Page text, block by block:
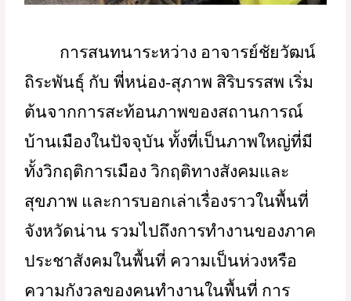
ถิระพันธุ์ กับ พี่หน่อง-สุภาพ สิริบรรสพ เริ่ม
ต้นจากการสะท้อนภาพของสถานการณ์
บ้านเมืองในปัจจุบัน ทั้งที่เป็นภาพใหญ่ที่มี
ทั้งวิกฤติการเมือง วิกฤติทางสังคมและ
สุขภาพ และการบอกเล่าเรื่องราวในพื้นที่
จังหวัดน่าน รวมไปถึงการทำงานของภาค
ประชาสังคมในพื้นที่ ความเป็นห่วงหรือ
ความกังวลของคนทำงานในพื้นที่ การ